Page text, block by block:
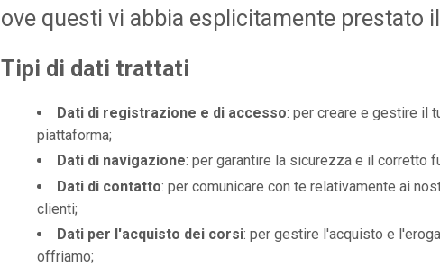
ove questi vi abbia esplicitamente prestato
Tipi di dati trattati
Dati di registrazione e di accesso: per creare e gestire il
piattaforma;
Dati di navigazione: per garantire la sicurezza e il corretto
Dati di contatto: per comunicare con te relativamente ai
clienti;
Dati per l'acquisto dei corsi: per gestire l'acquisto e
offriamo;